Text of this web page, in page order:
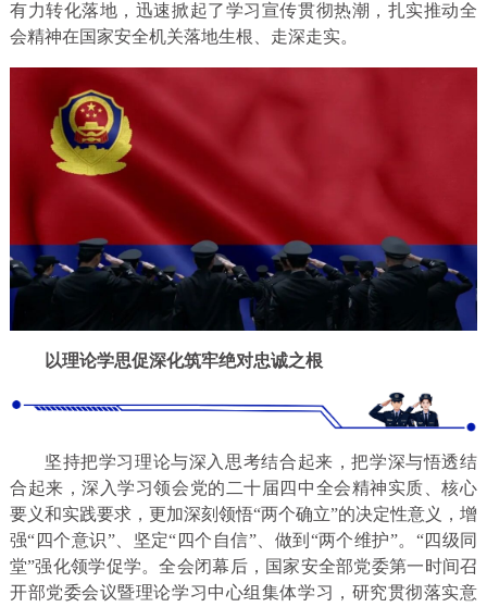
有力转化落地，迅速掀起了学习宣传贯彻热潮，扎实推动全
会精神在国家安全机关落地生根、走深走实。
以理论学思促深化筑牢绝对忠诚之根
坚持把学习理论与深入思考结合起来，把学深与悟透结
合起来，深入学习领会党的二十届四中全会精神实质、核心
要义和实践要求，更加深刻领悟“两个确立”的决定性意义，增
强“四个意识”、坚定“四个自信”、做到“两个维护”。“四级同
堂”强化领学促学。全会闭幕后，国家安全部党委第一时间召
开部党委会议暨理论学习中心组集体学习，研究贯彻落实意